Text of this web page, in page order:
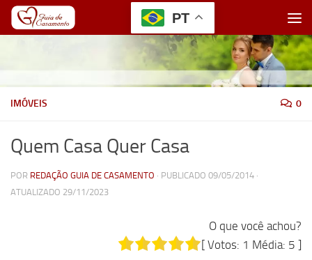
Skip to content
IMÓVEIS 0
Quem Casa Quer Casa
POR REDAÇÃO GUIA DE CASAMENTO · PUBLICADO 09/05/2014 ·
ATUALIZADO 29/11/2023
O que você achou?
[ Votos: 1 Média: 5 ]
PT